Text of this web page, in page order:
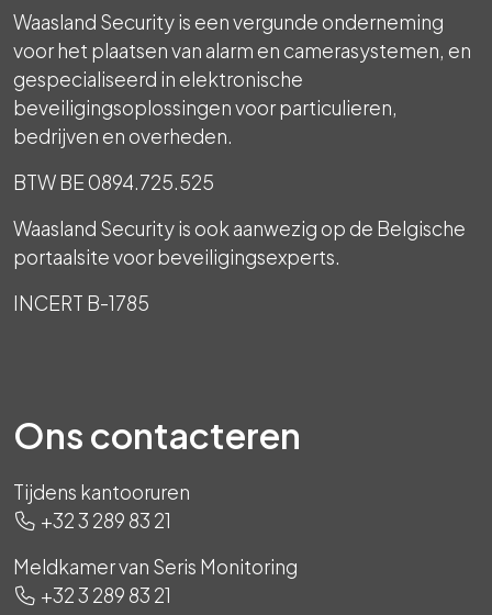
Waasland Security is een vergunde onderneming
voor het plaatsen van alarm en camerasystemen, en
gespecialiseerd in elektronische
beveiligingsoplossingen voor particulieren,
bedrijven en overheden.
BTW BE 0894.725.525
Waasland Security is ook aanwezig op de Belgische
portaalsite voor beveiligingsexperts.
INCERT B-1785
Ons contacteren
Tijdens kantooruren
+32 3 289 83 21
Meldkamer van Seris Monitoring
+32 3 289 83 21